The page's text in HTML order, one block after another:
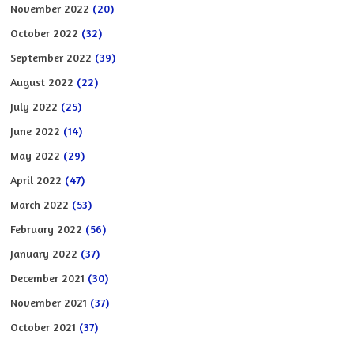
November 2022 (20)
October 2022 (32)
September 2022 (39)
August 2022 (22)
July 2022 (25)
June 2022 (14)
May 2022 (29)
April 2022 (47)
March 2022 (53)
February 2022 (56)
January 2022 (37)
December 2021 (30)
November 2021 (37)
October 2021 (37)